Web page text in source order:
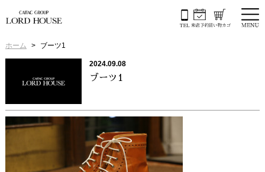
ホーム ブーツ1
2024.09.08
ブーツ1